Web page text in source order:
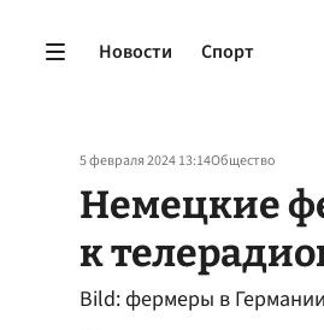
Новости Спорт
5 февраля 2024 13:14Общество
Немецкие
к
Bild: фермеры в